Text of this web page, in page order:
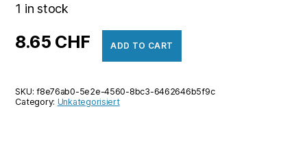
1 in stock
8.65 CHF ADD TO CART
SKU:f8e76ab0-5e2e-4560-8bc3-6462646b5f9c
Category: Unkategorisiert